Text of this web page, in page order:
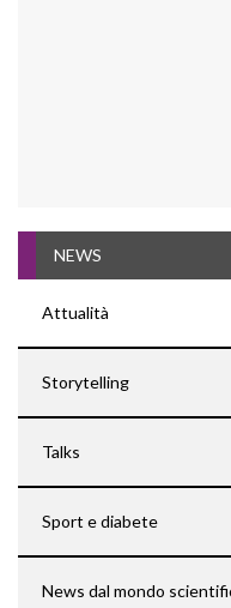
NEWS
Attualità
Storytelling
Talks
Sport e diabete
News dal mondo